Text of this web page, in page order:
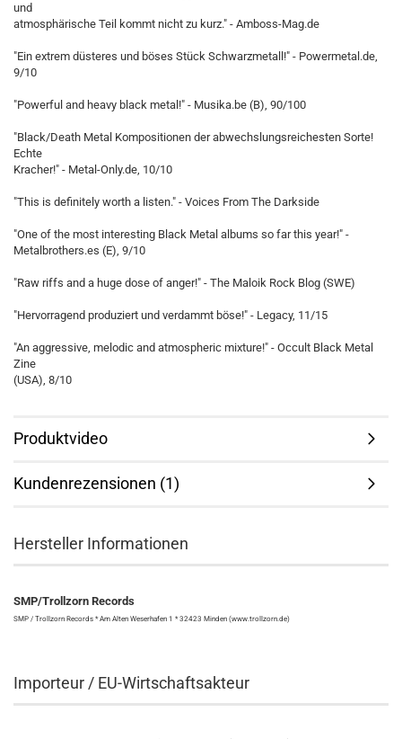
und
atmosphärische Teil kommt nicht zu kurz." - Amboss-Mag.de
"Ein extrem düsteres und böses Stück Schwarzmetall!" - Powermetal.de,
9/10
"Powerful and heavy black metal!" - Musika.be (B), 90/100
"Black/Death Metal Kompositionen der abwechslungsreichesten Sorte!
Echte
Kracher!" - Metal-Only.de, 10/10
"This is definitely worth a listen." - Voices From The Darkside
"One of the most interesting Black Metal albums so far this year!" -
Metalbrothers.es (E), 9/10
"Raw riffs and a huge dose of anger!" - The Maloik Rock Blog (SWE)
"Hervorragend produziert und verdammt böse!" - Legacy, 11/15
"An aggressive, melodic and atmospheric mixture!" - Occult Black Metal
Zine
(USA), 8/10
Produktvideo
Kundenrezensionen (1)
Hersteller Informationen
SMP/Trollzorn Records
SMP / Trollzorn Records * Am Alten Weserhafen 1 * 32423 Minden (www.trollzorn.de)
Importeur / EU-Wirtschaftsakteur